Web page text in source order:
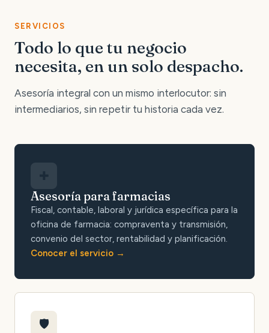
SERVICIOS
Todo lo que tu negocio
necesita, en un solo despacho.
Asesoría integral con un mismo interlocutor: sin
intermediarios, sin repetir tu historia cada vez.
Asesoría para farmacias
Fiscal, contable, laboral y jurídica específica para la
oficina de farmacia: compraventa y transmisión,
convenio del sector, rentabilidad y planificación.
Conocer el servicio
🛡️